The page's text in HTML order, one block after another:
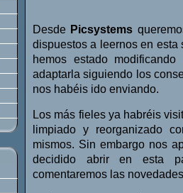
Desde Picsystems
dispuestos a leernos en esta
hemos estado
adaptarla siguiendo los
nos habéis ido enviando.
Los más fieles ya habréis
limpiado y reorganizado
mismos. Sin embargo nos
decidido abrir en esta
comentaremos las